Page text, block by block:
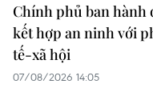
Chính phủ ban hành
kết hợp an ninh với
tế-xã hội
07/08/2026 14:05